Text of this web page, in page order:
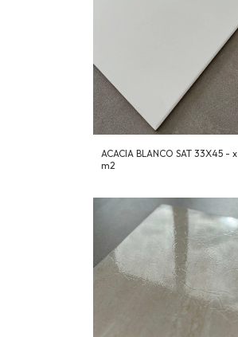
ACACIA BLANCO SAT 33X45 - x
m2